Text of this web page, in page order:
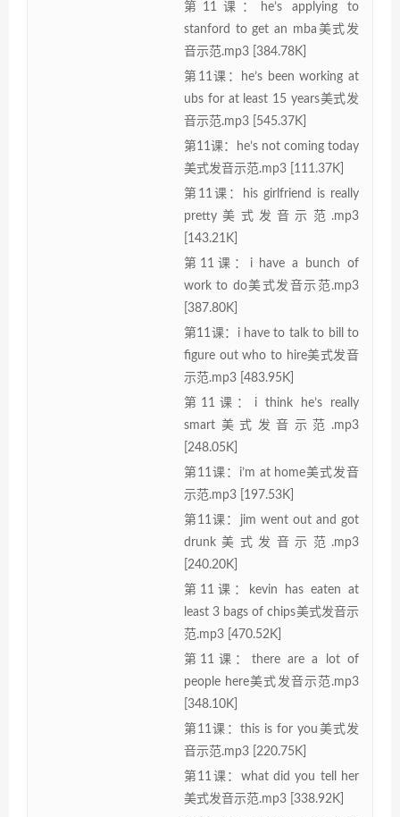
第11课：he’s applying to
stanford to get an mba美式发
音示范.mp3 [384.78K]
第11课：he’s been working at
ubs for at least 15 years美式发
音示范.mp3 [545.37K]
第11课：he’s not coming today
美式发音示范.mp3 [111.37K]
第11课：his girlfriend is really
pretty美式发音示范.mp3
[143.21K]
第11课：i have a bunch of
work to do美式发音示范.mp3
[387.80K]
第11课：i have to talk to bill to
figure out who to hire美式发音
示范.mp3 [483.95K]
第11课：i think he’s really
smart美式发音示范.mp3
[248.05K]
第11课：i’m at home美式发音
示范.mp3 [197.53K]
第11课：jim went out and got
drunk美式发音示范.mp3
[240.20K]
第11课：kevin has eaten at
least 3 bags of chips美式发音示
范.mp3 [470.52K]
第11课：there are a lot of
people here美式发音示范.mp3
[348.10K]
第11课：this is for you美式发
音示范.mp3 [220.75K]
第11课：what did you tell her
美式发音示范.mp3 [338.92K]